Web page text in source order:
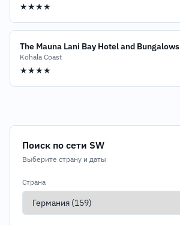
★★★★
The Mauna Lani Bay Hotel and Bungalows
Kohala Coast
★★★★
Поиск по сети SW
Выберите страну и даты
Страна